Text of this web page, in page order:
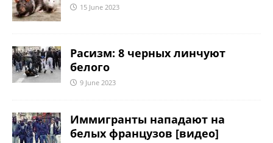
15 June 2023
Расизм: 8 черных линчуют
белого
9 June 2023
Иммигранты нападают на
белых французов [видео]